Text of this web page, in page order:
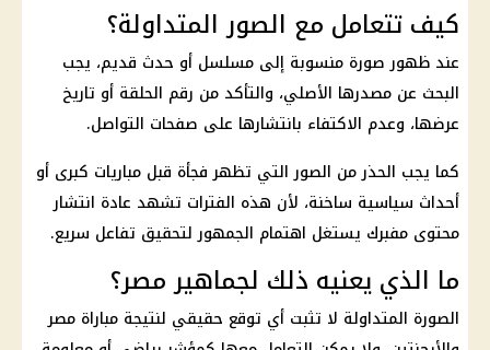
كيف تتعامل مع الصور المتداولة؟
عند ظهور صورة منسوبة إلى مسلسل أو حدث قديم، يجب
البحث عن مصدرها الأصلي، والتأكد من رقم الحلقة أو تاريخ
عرضها، وعدم الاكتفاء بانتشارها على صفحات التواصل.
كما يجب الحذر من الصور التي تظهر فجأة قبل مباريات كبرى أو
أحداث سياسية ساخنة، لأن هذه الفترات تشهد عادة انتشار
محتوى مفبرك يستغل اهتمام الجمهور لتحقيق تفاعل سريع.
ما الذي يعنيه ذلك لجماهير مصر؟
الصورة المتداولة لا تثبت أي توقع حقيقي لنتيجة مباراة مصر